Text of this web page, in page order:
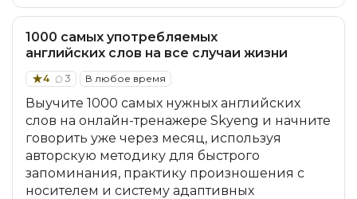
1000 самых употребляемых
английских слов на все случаи жизни
4 3 В любое время
Выучите 1000 самых нужных английских
слов на онлайн-тренажере Skyeng и начните
говорить уже через месяц, используя
авторскую методику для быстрого
запоминания, практику произношения с
носителем и систему адаптивных